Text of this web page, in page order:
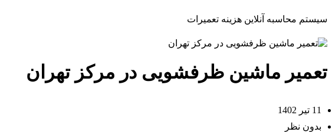
سیستم محاسبه آنلاین هزینه تعمیرات
تعمیر ماشین ظرفشویی در مرکز تهران
11 تیر 1402
بدون نظر